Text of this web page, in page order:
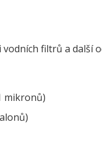
filtrů a další
mikronů)